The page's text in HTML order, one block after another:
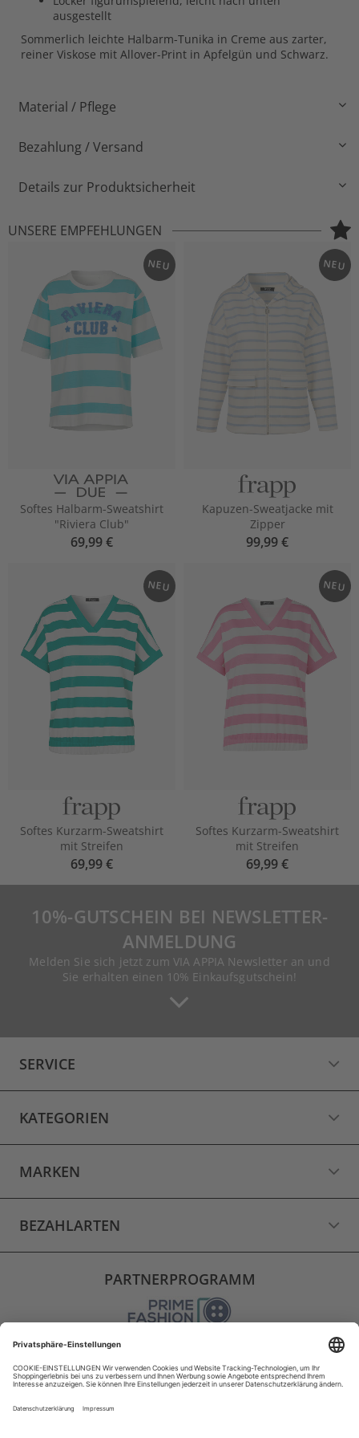
ausgestellt
Sommerlich leichte Halbarm-Tunika in Creme aus zarter,
reiner Viskose mit Allover-Print in Apfelgün und Schwarz.
Material / Pflege
Bezahlung / Versand
Details zur Produktsicherheit
UNSERE EMPFEHLUNGEN
NEU
Softes Halbarm-Sweatshirt
"Riviera Club"
69,99 €
NEU
Kapuzen-Sweatjacke mit
Zipper
99,99 €
NEU
Softes Kurzarm-Sweatshirt
mit Streifen
69,99 €
NEU
Softes Kurzarm-Sweatshirt
mit Streifen
69,99 €
10%-GUTSCHEIN BEI NEWSLETTER-
ANMELDUNG
Melden Sie sich jetzt zum VIA APPIA Newsletter an und
Sie erhalten einen 10% Einkaufsgutschein!
SERVICE
KATEGORIEN
MARKEN
BEZAHLARTEN
PARTNERPROGRAMM
VERSAND